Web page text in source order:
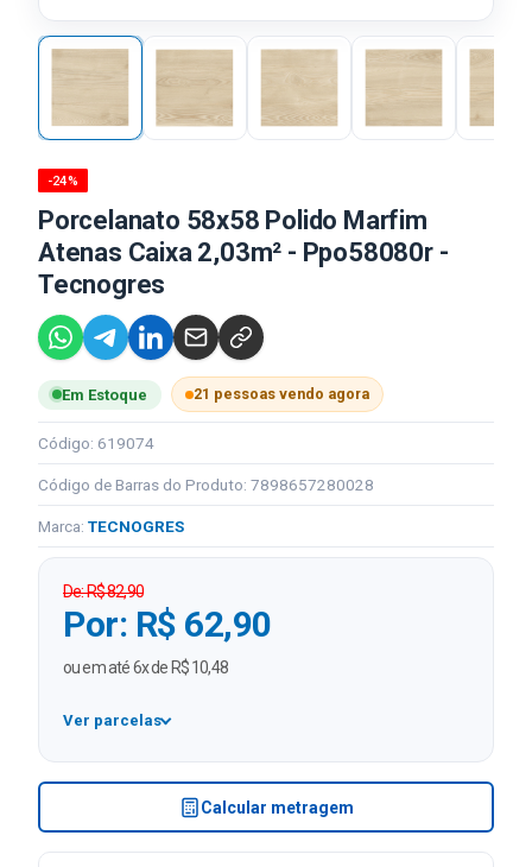
-24%
Porcelanato 58x58 Polido Marfim
Atenas Caixa 2,03m² - Ppo58080r -
Tecnogres
Em Estoque 21 pessoas vendo agora
Código: 619074
Código de Barras do Produto: 7898657280028
Marca: TECNOGRES
De: R$ 82,90
Por: R$ 62,90
ou em até 6x de R$ 10,48
Ver parcelas
1x R$ 62,90
R$ 31,45 sem juros
3x R$ 20,97 sem juros
Calcular metragem